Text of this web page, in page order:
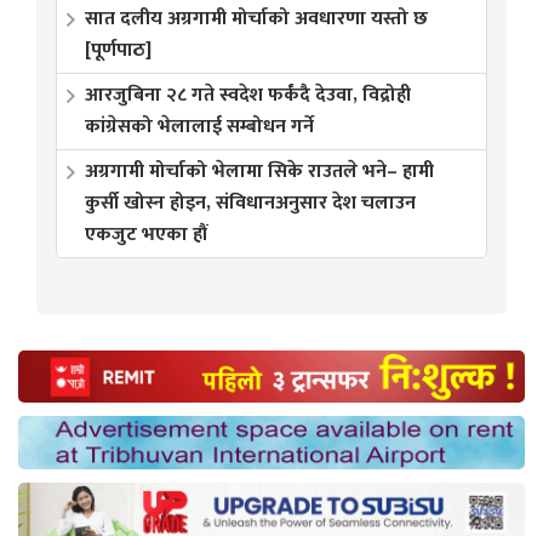
सात दलीय अग्रगामी मोर्चाको अवधारणा यस्तो छ
[पूर्णपाठ]
आरजुबिना २८ गते स्वदेश फर्कंदै देउवा, विद्रोही
कांग्रेसको भेलालाई सम्बोधन गर्ने
अग्रगामी मोर्चाको भेलामा सिके राउतले भने– हामी
कुर्सी खोस्न होइन, संविधानअनुसार देश चलाउन
एकजुट भएका हौं